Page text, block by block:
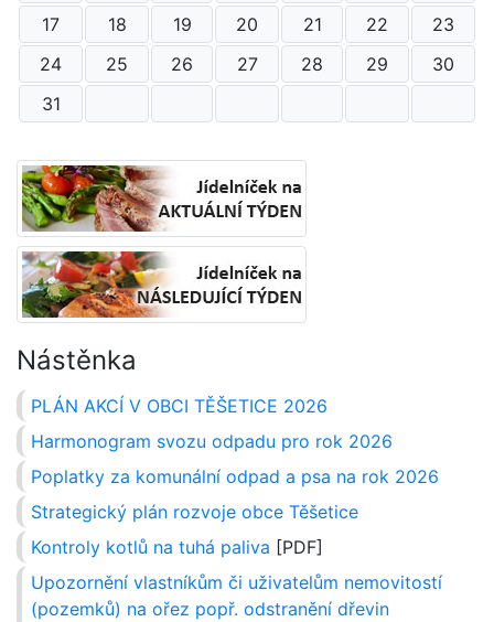
17
18 19 20 21 22
23
24
25 26 27 28 29
30
31
Nástěnka
PLÁN AKCÍ V OBCI TĚŠETICE 2026
Harmonogram svozu odpadu pro rok 2026
Poplatky za komunální odpad a psa na rok 2026
Strategický plán rozvoje obce Těšetice
Kontroly kotlů na tuhá paliva [PDF]
Upozornění vlastníkům či uživatelům nemovitostí
(pozemků) na ořez popř. odstranění dřevin